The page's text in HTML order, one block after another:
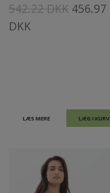
542.22 DKK 456.97
DKK
LÆS MERE LÆG I KURV